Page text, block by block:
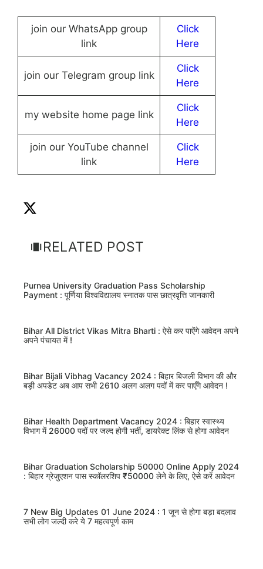
join our WhatsApp group
link
Click
Here
join our Telegram group link
Click
Here
my website home page link
Click
Here
join our YouTube channel
link
Click
Here
RELATED POST
Purnea University Graduation Pass Scholarship
Payment : पूर्णिया विश्वविद्यालय स्नातक पास छात्रवृत्ति जानकारी
Bihar All District Vikas Mitra Bharti : ऐसे कर पाऐंगे आवेदन अपने
अपने पंचायत में !
Bihar Bijali Vibhag Vacancy 2024 : बिहार बिजली विभाग की और
बड़ी अपडेट अब आप सभी 2610 अलग अलग पदों में कर पाएँगे आवेदन !
Bihar Health Department Vacancy 2024 : बिहार स्वास्थ्य
विभाग में 26000 पदों पर जल्द होगी भर्ती, डायरेक्ट लिंक से होगा आवेदन
Bihar Graduation Scholarship 50000 Online Apply 2024
: बिहार ग्रेजुएशन पास स्कॉलरशिप ₹50000 लेने के लिए, ऐसे करें आवेदन
7 New Big Updates 01 June 2024 : 1 जून से होगा बड़ा बदलाव
सभी लोग जल्दी करे ये 7 महत्वपूर्ण काम